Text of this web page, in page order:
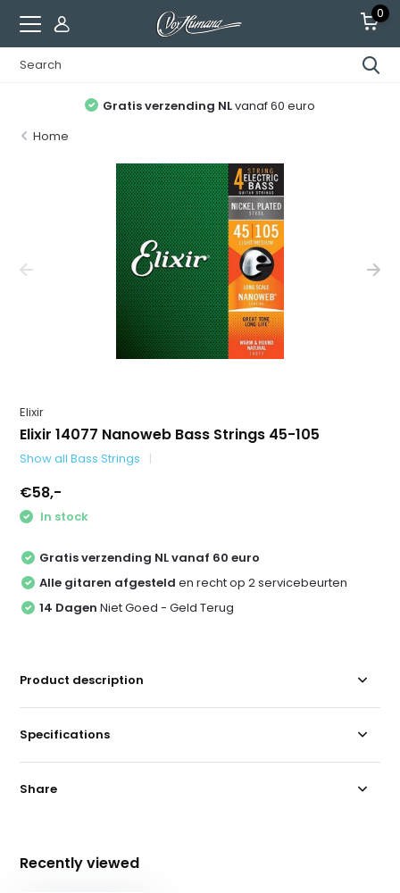
0
Gratis verzending NLvanaf 60 euro
Home
Elixir
Elixir 14077 Nanoweb Bass Strings 45-105
Show all Bass Strings
€58,-
In stock
Gratis verzending NL vanaf 60 euro
Alle gitaren afgesteld en recht op 2 servicebeurten
14 Dagen Niet Goed - Geld Terug
Product description
Specifications
Share
Recently viewed